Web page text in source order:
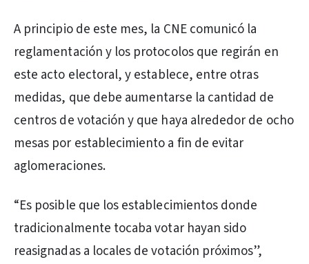
A principio de este mes, la CNE comunicó la
reglamentación y los protocolos que regirán en
este acto electoral, y establece, entre otras
medidas, que debe aumentarse la cantidad de
centros de votación y que haya alrededor de ocho
mesas por establecimiento a fin de evitar
aglomeraciones.
“Es posible que los establecimientos donde
tradicionalmente tocaba votar hayan sido
reasignadas a locales de votación próximos”,